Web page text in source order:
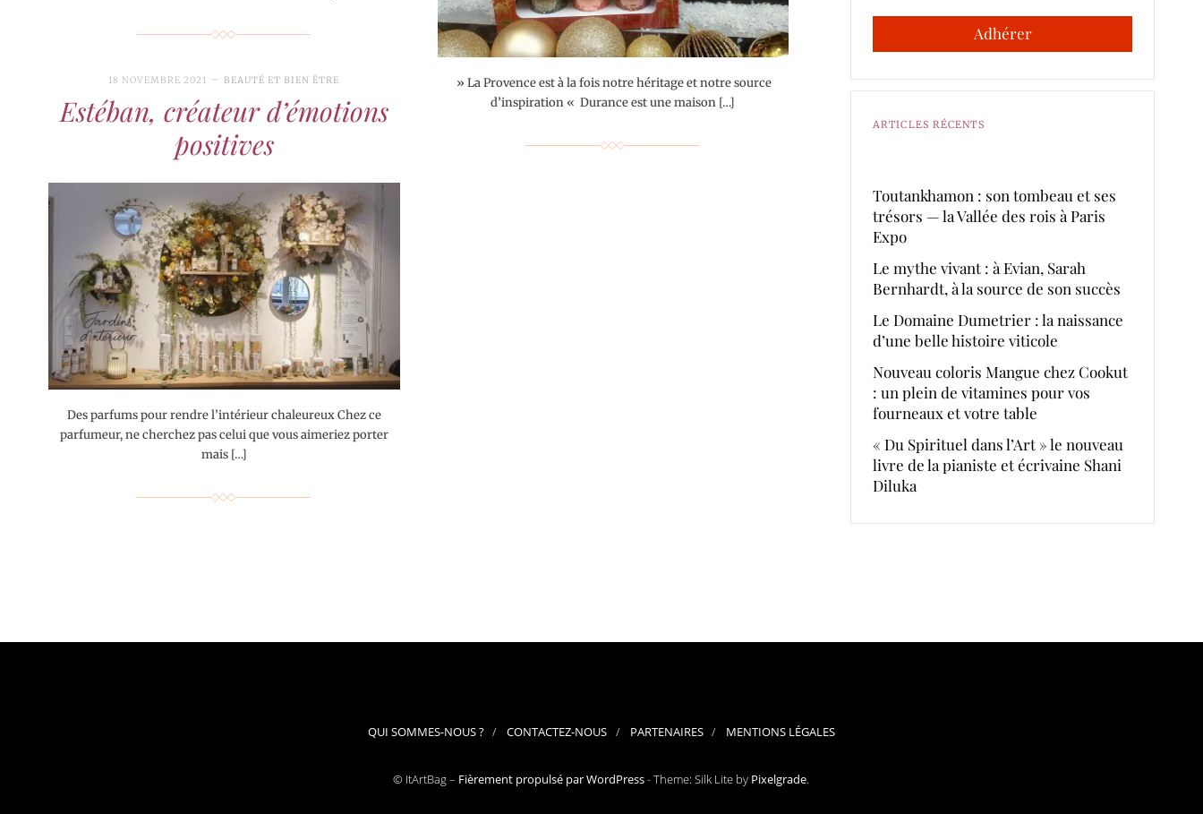
» La Provence est à la fois notre héritage et notre source
d’inspiration « Durance est une maison […]
18 NOVEMBRE 2021 BEAUTÉ ET BIEN ÊTRE
Estéban, créateur d’émotions
positives
Des parfums pour rendre l’intérieur chaleureux Chez ce
parfumeur, ne cherchez pas celui que vous aimeriez porter
mais […]
Adhérer
ARTICLES RÉCENTS
Toutankhamon : son tombeau et ses
trésors — la Vallée des rois à Paris
Expo
Le mythe vivant : à Evian, Sarah
Bernhardt, à la source de son succès
Le Domaine Dumetrier : la naissance
d’une belle histoire viticole
Nouveau coloris Mangue chez Cookut
: un plein de vitamines pour vos
fourneaux et votre table
« Du Spirituel dans l’Art » le nouveau
livre de la pianiste et écrivaine Shani
Diluka
QUI SOMMES-NOUS ? CONTACTEZ-NOUS PARTENAIRES MENTIONS LÉGALES
© ItArtBag – Fièrement propulsé par WordPress-Theme: Silk Lite by Pixelgrade.